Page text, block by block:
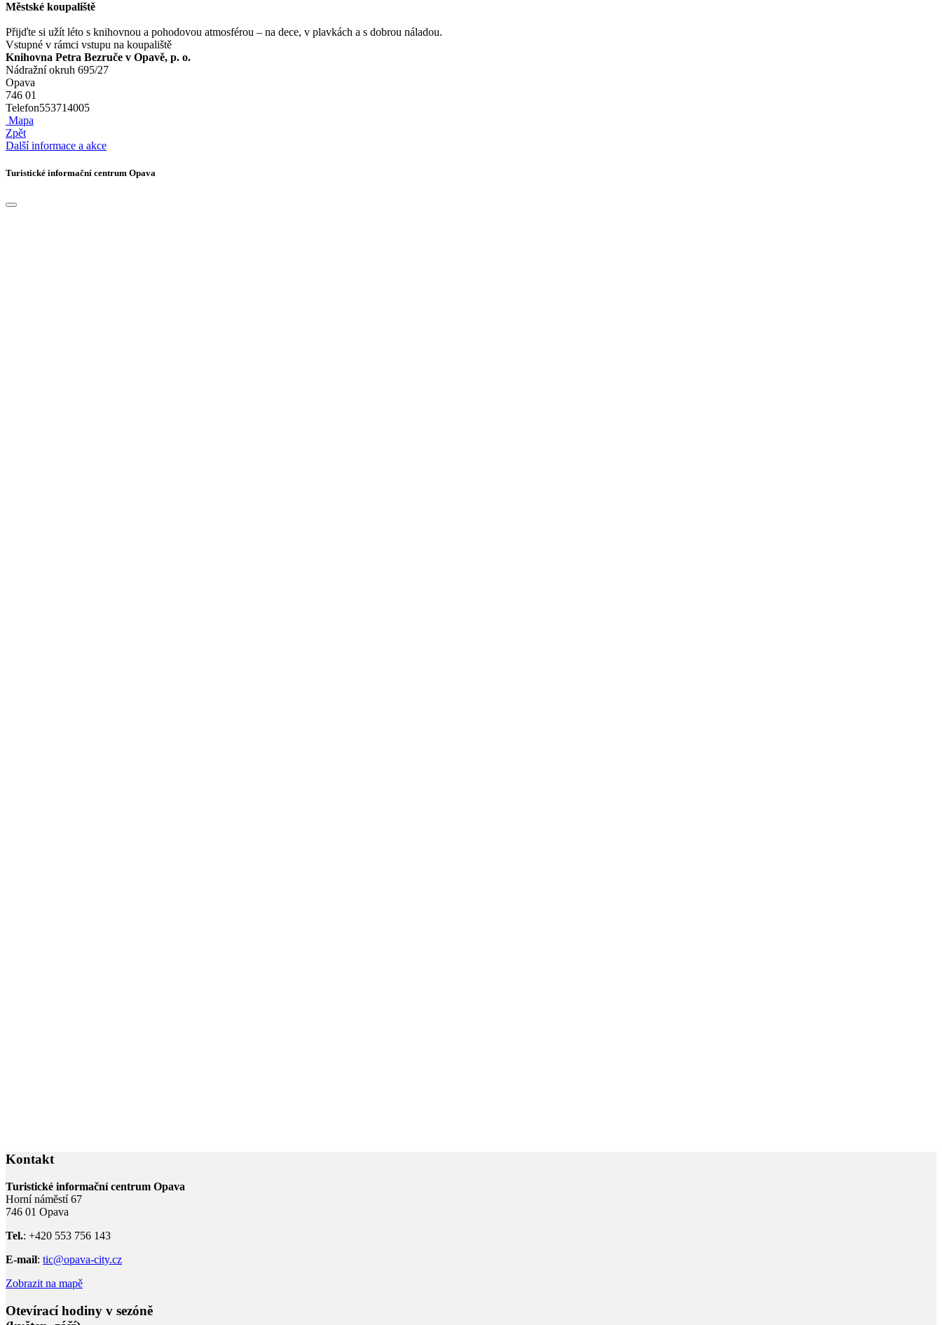
Městské koupaliště
Přijďte si užít léto s knihovnou a pohodovou atmosférou – na dece, v plavkách a s dobrou náladou.
Vstupné v rámci vstupu na koupaliště
Knihovna Petra Bezruče v Opavě, p. o.
Nádražní okruh 695/27
Opava
746 01
Telefon553714005
Mapa
Zpět
Další informace a akce
Turistické informační centrum Opava
Kontakt
Turistické informační centrum Opava
Horní náměstí 67
746 01 Opava
Tel.: +420 553 756 143
E-mail: tic@opava-city.cz
Zobrazit na mapě
Otevírací hodiny v sezóně